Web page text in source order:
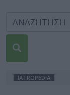
IATROPEDIA